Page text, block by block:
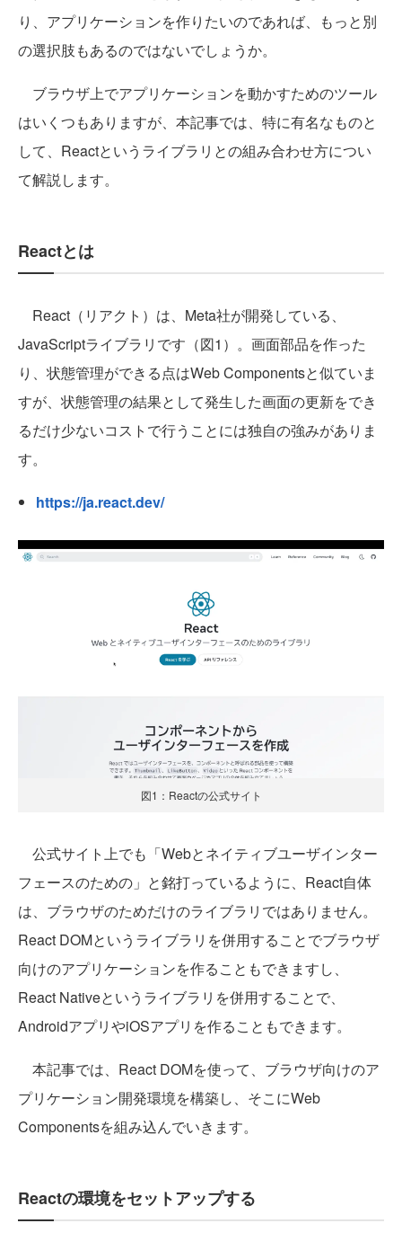
り、アプリケーションを作りたいのであれば、もっと別
の選択肢もあるのではないでしょうか。
ブラウザ上でアプリケーションを動かすためのツール
はいくつもありますが、本記事では、特に有名なものと
して、Reactというライブラリとの組み合わせ方につい
て解説します。
Reactとは
React（リアクト）は、Meta社が開発している、
JavaScriptライブラリです（図1）。画面部品を作った
り、状態管理ができる点はWeb Componentsと似ていま
すが、状態管理の結果として発生した画面の更新をでき
るだけ少ないコストで行うことには独自の強みがありま
す。
https://ja.react.dev/
図1：Reactの公式サイト
公式サイト上でも「Webとネイティブユーザインター
フェースのための」と銘打っているように、React自体
は、ブラウザのためだけのライブラリではありません。
React DOMというライブラリを併用することでブラウザ
向けのアプリケーションを作ることもできますし、
React Nativeというライブラリを併用することで、
AndroidアプリやiOSアプリを作ることもできます。
本記事では、React DOMを使って、ブラウザ向けのア
プリケーション開発環境を構築し、そこにWeb
Componentsを組み込んでいきます。
Reactの環境をセットアップする